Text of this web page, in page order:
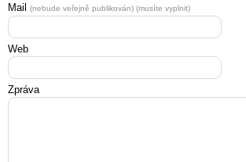
Mail (nebude veřejně publikován) (musíte vyplnit)
Web
Zpráva